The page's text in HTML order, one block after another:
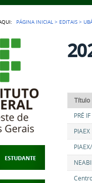
PÁGINA INICIAL > EDITAIS >
Título
PRÉ IF
PIAEX